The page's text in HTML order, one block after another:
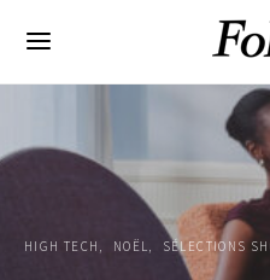
HIGH TECH NOËL SÉLECTIONS